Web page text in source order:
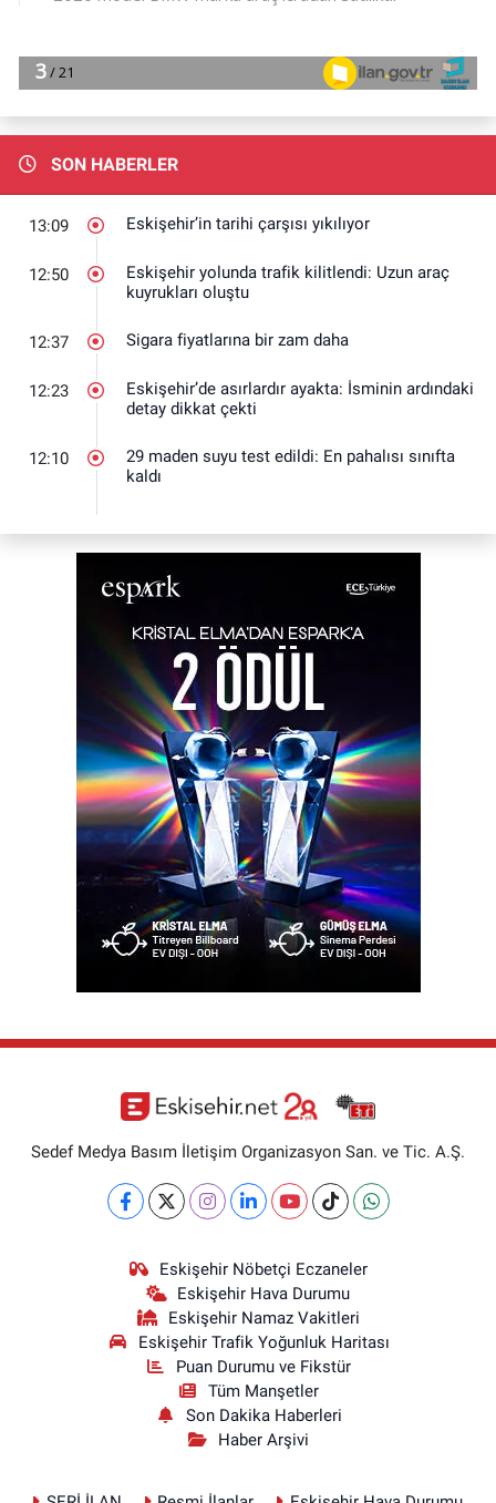
SON HABERLER
13:09 Eskişehir’in tarihi çarşısı yıkılıyor
12:50
Eskişehir yolunda trafik kilitlendi: Uzun araç
kuyrukları oluştu
12:37 Sigara fiyatlarına bir zam daha
12:23
Eskişehir’de asırlardır ayakta: İsminin ardındaki
detay dikkat çekti
12:10
29 maden suyu test edildi: En pahalısı sınıfta
kaldı
Sedef Medya Basım İletişim Organizasyon San. ve Tic. A.Ş.
Eskişehir Nöbetçi Eczaneler
Eskişehir Hava Durumu
Eskişehir Namaz Vakitleri
Eskişehir Trafik Yoğunluk Haritası
Puan Durumu ve Fikstür
Tüm Manşetler
Son Dakika Haberleri
Haber Arşivi